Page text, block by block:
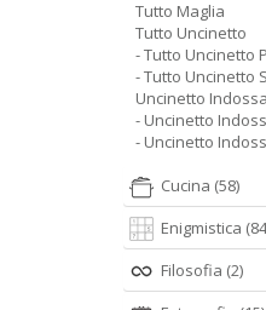
Tutto Maglia
Tutto Uncinetto
- Tutto Uncinetto
- Tutto Uncinetto
Uncinetto
- Uncinetto
- Uncinetto
Cucina (58)
Enigmistica
Filosofia (2)